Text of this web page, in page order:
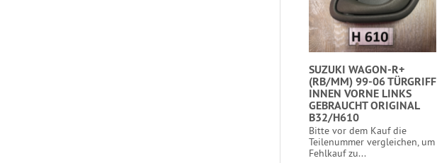
SUZUKI WAGON-R+
(RB/MM) 99-06 TÜRGRIFF
INNEN VORNE LINKS
GEBRAUCHT ORIGINAL
B32/H610
Bitte vor dem Kauf die
Teilenummer vergleichen, um
Fehlkauf zu...